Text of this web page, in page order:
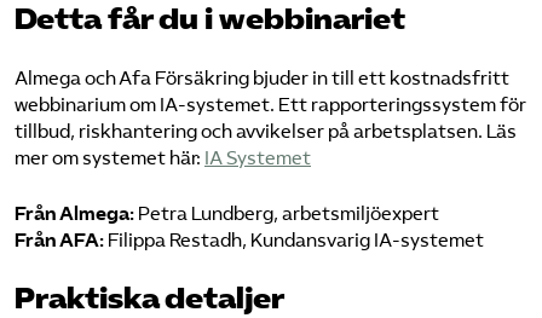
Detta får du i webbinariet
Almega och Afa Försäkring bjuder in till ett kostnadsfritt
webbinarium om IA-systemet. Ett rapporteringssystem för
tillbud, riskhantering och avvikelser på arbetsplatsen. Läs
mer om systemet här: IA Systemet
Från Almega: Petra Lundberg, arbetsmiljöexpert
Från AFA: Filippa Restadh, Kundansvarig IA-systemet
Praktiska detaljer